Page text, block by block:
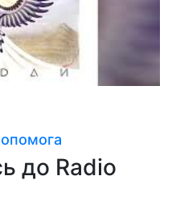
до Radio